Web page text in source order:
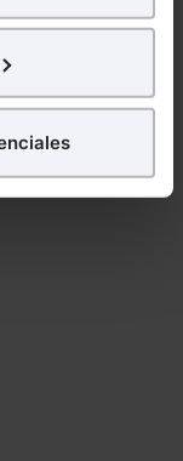
de tu
permitir en tu
utilizaremos